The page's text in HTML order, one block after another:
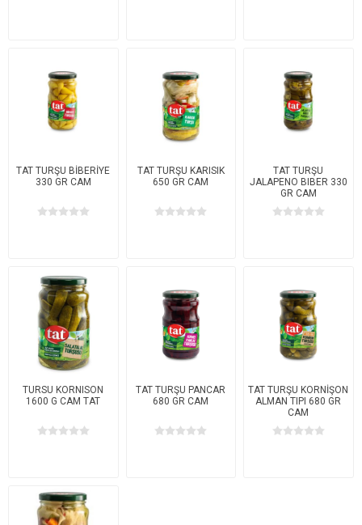
TAT TURŞU BİBERİYE
330 GR CAM
TAT TURŞU KARISIK
650 GR CAM
TAT TURŞU
JALAPENO BIBER 330
GR CAM
TURSU KORNISON
1600 G CAM TAT
TAT TURŞU PANCAR
680 GR CAM
TAT TURŞU KORNİŞON
ALMAN TIPI 680 GR
CAM